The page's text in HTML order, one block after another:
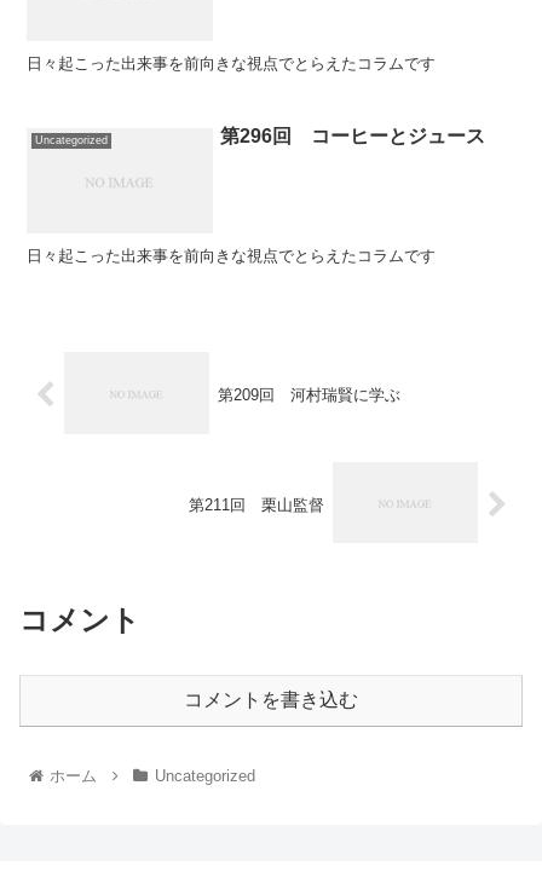
日々起こった出来事を前向きな視点でとらえたコラムです
Uncategorized 第296回 コーヒーとジュース
日々起こった出来事を前向きな視点でとらえたコラムです
第209回 河村瑞賢に学ぶ
第211回 栗山監督
コメント
コメントを書き込む
ホーム Uncategorized